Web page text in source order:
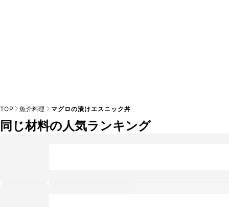
TOP 魚介料理 マグロの漬けエスニック丼
同じ材料の人気ランキング